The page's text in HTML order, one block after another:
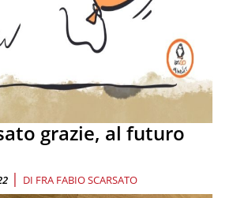
grazie, al futuro
| DI FRA FABIO SCARSATO